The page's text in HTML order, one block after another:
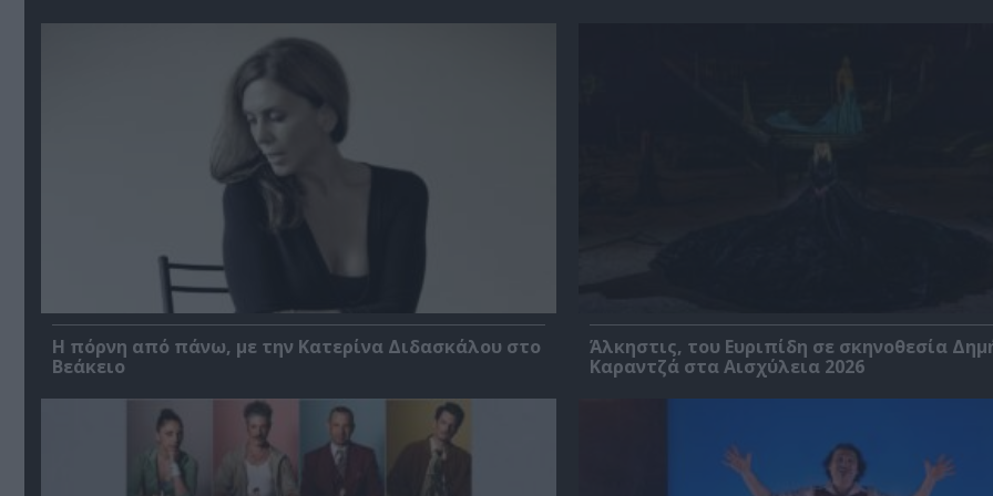
Η πόρνη από πάνω, με την Κατερίνα Διδασκάλου στο
Βεάκειο
Άλκηστις, του Ευριπίδη σε σκηνοθεσία
Καραντζά στα Αισχύλεια 2026